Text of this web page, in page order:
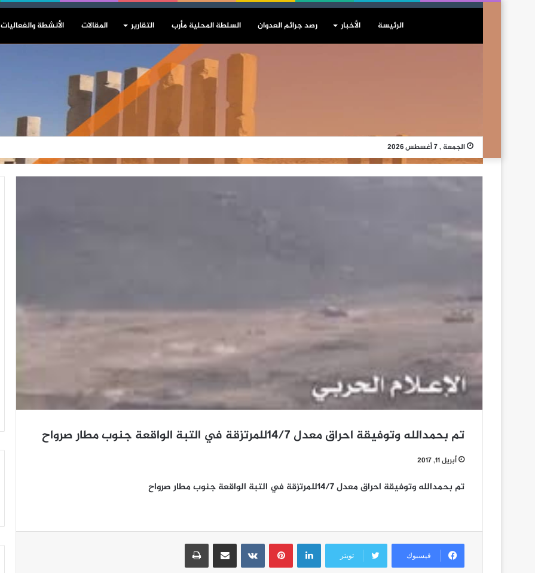
الرئيسة الأخبار رصد جرائم العدوان السلطة المحلية مأرب التقارير المقالات الأنشطة والفعاليات
الجمعة , 7 أغسطس 2026
تم بحمدالله وتوفيقة احراق معدل 14/7للمرتزقة في التبة الواقعة جنوب مطار صرواح
أبريل 11, 2017
تم بحمدالله وتوفيقة احراق معدل 14/7للمرتزقة في التبة الواقعة جنوب مطار صرواح
فيسبوك تويتر
لينكدإنبينتيريست مشاركة عبر البريد طباعة